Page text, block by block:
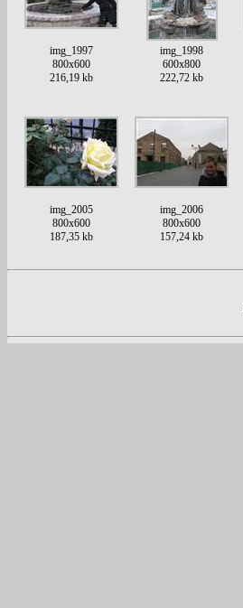
img_1997
800x600
216,19 kb
img_1998
600x800
222,72 kb
img_2005
800x600
187,35 kb
img_2006
800x600
157,24 kb